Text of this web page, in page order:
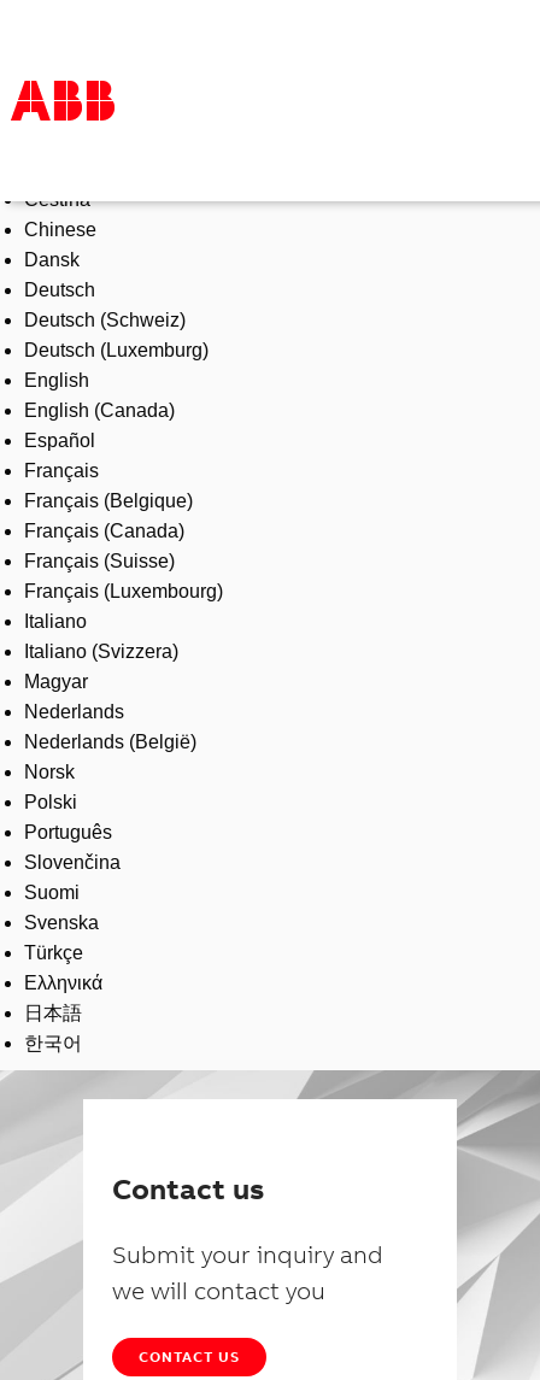
Products & Solutions
Industries
Services
About us
Where to buy
Contact us
Careers
Čeština
Chinese
Dansk
Deutsch
Deutsch (Schweiz)
Deutsch (Luxemburg)
English
English (Canada)
Español
Français
Français (Belgique)
Français (Canada)
Français (Suisse)
Français (Luxembourg)
Italiano
Italiano (Svizzera)
Magyar
Nederlands
Nederlands (België)
Norsk
Polski
Português
Slovenčina
Suomi
Svenska
Türkçe
Ελληνικά
日本語
한국어
Contact us
Submit your inquiry and
we will contact you
CONTACT US